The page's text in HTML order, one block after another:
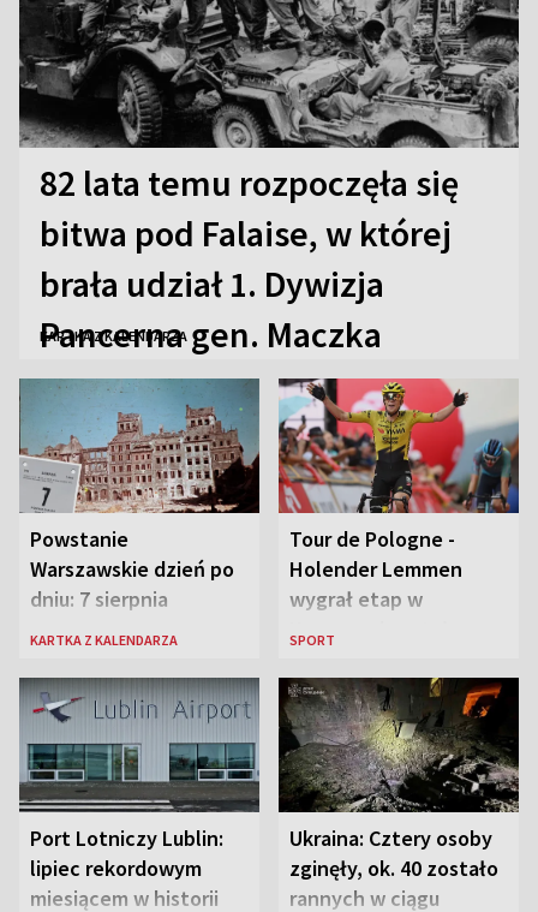
82 lata temu rozpoczęła się
bitwa pod Falaise, w której
brała udział 1. Dywizja
Pancerna gen. Maczka
KARTKA Z KALENDARZA
Powstanie
Warszawskie dzień po
dniu: 7 sierpnia
KARTKA Z KALENDARZA
Tour de Pologne -
Holender Lemmen
wygrał etap w
Karpaczu i został
SPORT
Port Lotniczy Lublin:
lipiec rekordowym
miesiącem w historii
Ukraina: Cztery osoby
zginęły, ok. 40 zostało
rannych w ciągu